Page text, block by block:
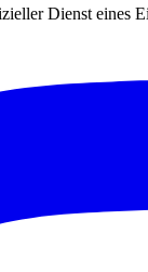
Dienst eines